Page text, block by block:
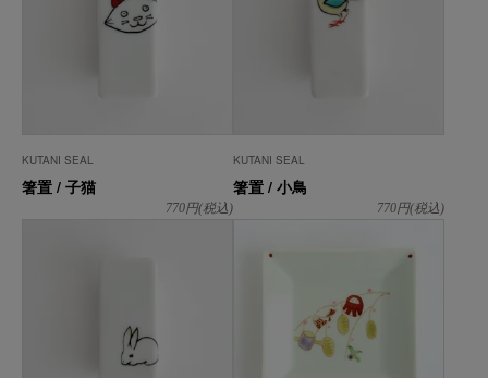
KUTANI SEAL
箸置 / 子猫
770円(税込)
KUTANI SEAL
箸置 / 小鳥
770円(税込)